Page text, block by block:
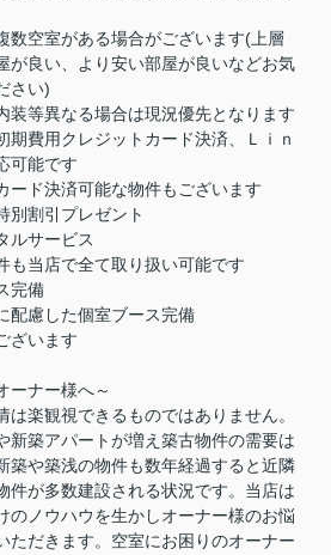
数空室がある場合がございます(上層
が良い、より安い部屋が良いなどお気
さい)
装等異なる場合は現況優先となります
期費用クレジットカード決済、Ｌｉｎ
可能です
ード決済可能な物件もございます
別割引プレゼント
ルサービス
も当店で全て取り扱い可能です
完備
配慮した個室ブース完備
ざいます
ーナー様へ～
は楽観視できるものではありません。
新築アパートが増え築古物件の需要は
築や築浅の物件も数年経過すると近隣
件が多数建設される状況です。当店は
のノウハウを生かしオーナー様のお悩
ただきます。空室にお困りのオーナー